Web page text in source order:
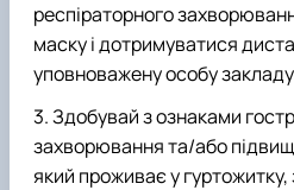
респіраторного
маску і дотримуватися
уповноважену особу закладу
Здобувай з ознаками
захворювання та/або
який проживає у